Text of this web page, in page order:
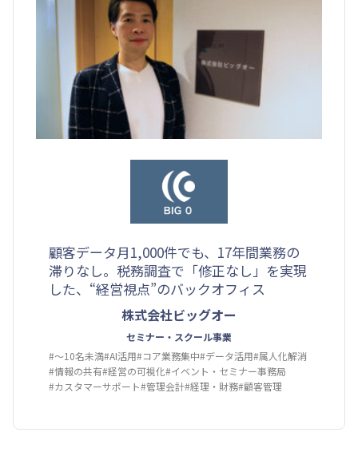
顧客データ月1,000件でも、17年間業務の
滞りなし。税務調査で「修正なし」を実現
した、“経営視点”のバックオフィス
株式会社ビッグオー
セミナー・スクール事業
#〜10名未満#AI活用#コア業務集中#データ活用#属人化解消
#情報の共有#経営の可視化#イベント・セミナー事務局
#カスタマーサポート#管理会計#経理・財務#顧客管理